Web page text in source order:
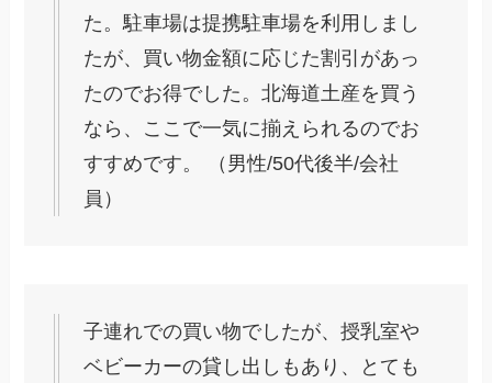
た。駐車場は提携駐車場を利用しまし
たが、買い物金額に応じた割引があっ
たのでお得でした。北海道土産を買う
なら、ここで一気に揃えられるのでお
すすめです。 （男性/50代後半/会社
員）
子連れでの買い物でしたが、授乳室や
ベビーカーの貸し出しもあり、とても